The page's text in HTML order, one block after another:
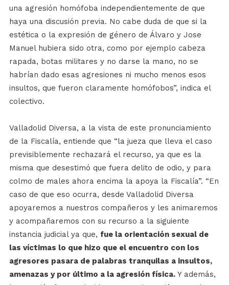
una agresión homófoba independientemente de que
haya una discusión previa. No cabe duda de que si la
estética o la expresión de género de Álvaro y Jose
Manuel hubiera sido otra, como por ejemplo cabeza
rapada, botas militares y no darse la mano, no se
habrían dado esas agresiones ni mucho menos esos
insultos, que fueron claramente homófobos”, indica el
colectivo.
Valladolid Diversa, a la vista de este pronunciamiento
de la Fiscalía, entiende que “la jueza que lleva el caso
previsiblemente rechazará el recurso, ya que es la
misma que desestimó que fuera delito de odio, y para
colmo de males ahora encima la apoya la Fiscalía”. “En
caso de que eso ocurra, desde Valladolid Diversa
apoyaremos a nuestros compañeros y les animaremos
y acompañaremos con su recurso a la siguiente
instancia judicial ya que, fue la orientación sexual de
las víctimas lo que hizo que el encuentro con los
agresores pasara de palabras tranquilas a insultos,
amenazas y por último a la agresión física.Y además,